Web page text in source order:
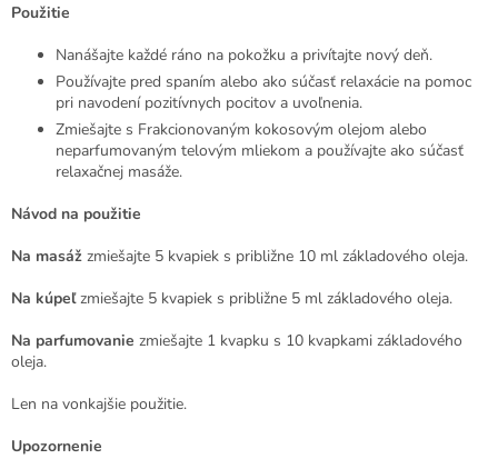
Použitie
Nanášajte každé ráno na pokožku a privítajte nový deň.
Používajte pred spaním alebo ako súčasť relaxácie na pomoc
pri navodení pozitívnych pocitov a uvoľnenia.
Zmiešajte s Frakcionovaným kokosovým olejom alebo
neparfumovaným telovým mliekom a používajte ako súčasť
relaxačnej masáže.
Návod na použitie
Na masáž zmiešajte 5 kvapiek s približne 10 ml základového oleja.
Na kúpeľ zmiešajte 5 kvapiek s približne 5 ml základového oleja.
Na parfumovanie zmiešajte 1 kvapku s 10 kvapkami základového
oleja.
Len na vonkajšie použitie.
Upozornenie